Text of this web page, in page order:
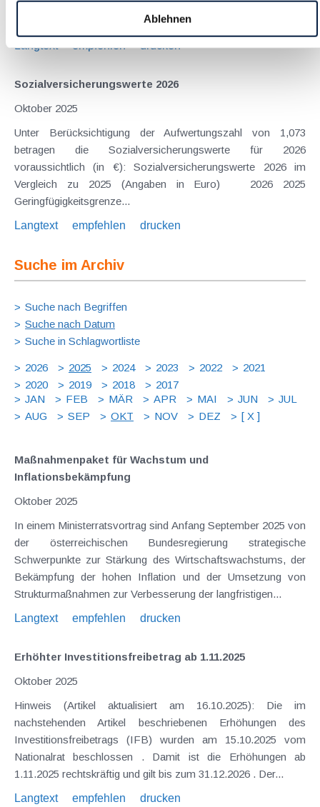
Ablehnen
milliardenschweres steuerliches Entlastungspaket umgesetzt,
das kurzfristig unternehmerische Investitionen ankurbeln...
Langtext
empfehlen drucken
Sozialversicherungswerte 2026
Oktober 2025
Unter Berücksichtigung der Aufwertungszahl von 1,073
betragen die Sozialversicherungswerte für 2026
voraussichtlich (in €): Sozialversicherungswerte 2026 im
Vergleich zu 2025 (Angaben in Euro) 2026 2025
Geringfügigkeitsgrenze...
Langtext
empfehlen drucken
Suche im Archiv
Suche nach Begriffen
Suche nach Datum
Suche in Schlagwortliste
2026 2025 2024 2023 2022
2021
2020
2019 2018
2017
JAN
FEB MÄR APR MAI JUN
JUL
AUG
SEP OKT NOV DEZ [ X ]
Maßnahmenpaket für Wachstum und
Inflationsbekämpfung
Oktober 2025
In einem Ministerratsvortrag sind Anfang September 2025 von
der österreichischen Bundesregierung strategische
Schwerpunkte zur Stärkung des Wirtschaftswachstums, der
Bekämpfung der hohen Inflation und der Umsetzung von
Strukturmaßnahmen zur Verbesserung der langfristigen...
Langtext
empfehlen drucken
Erhöhter Investitionsfreibetrag ab 1.11.2025
Oktober 2025
Hinweis (Artikel aktualisiert am 16.10.2025): Die im
nachstehenden Artikel beschriebenen Erhöhungen des
Investitionsfreibetrags (IFB) wurden am 15.10.2025 vom
Nationalrat beschlossen . Damit ist die Erhöhungen ab
1.11.2025 rechtskräftig und gilt bis zum 31.12.2026 . Der...
Langtext
empfehlen drucken